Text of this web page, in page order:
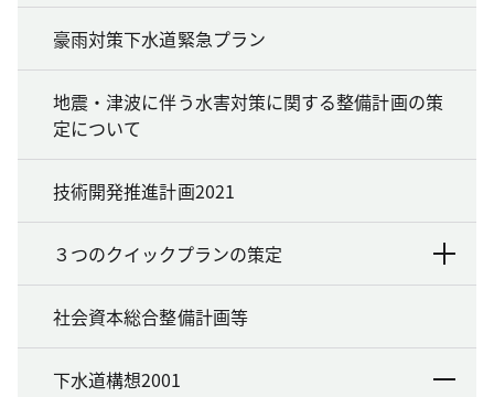
豪雨対策下水道緊急プラン
地震・津波に伴う水害対策に関する整備計画の策
定について
技術開発推進計画2021
３つのクイックプランの策定
社会資本総合整備計画等
下水道構想2001